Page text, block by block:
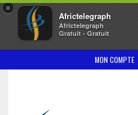
×
Africtelegraph
Africtelegraph
Gratuit - Gratuit
MON COMPTE